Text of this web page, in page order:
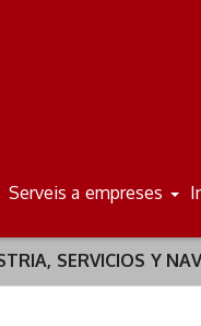
Serveis a empreses
SERVICIOS Y